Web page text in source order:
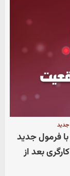
فرمول‌ جدید
بعد از